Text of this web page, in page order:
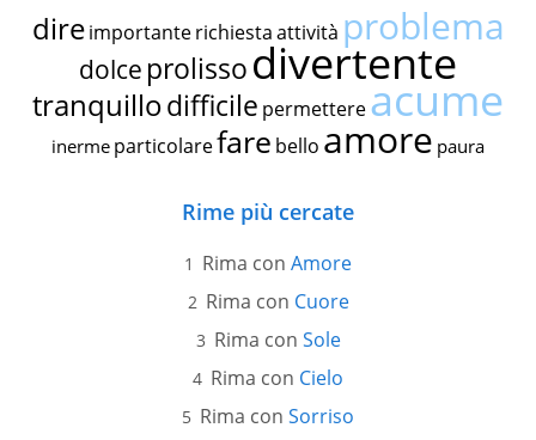
dire importante richiestaattività problema
dolce prolissodivertente
tranquillodifficile permettereacume
inerme particolarefare bello amore paura
Rime più cercate
Rima con Amore
Rima con Cuore
Rima con Sole
Rima con Cielo
Rima con Sorriso